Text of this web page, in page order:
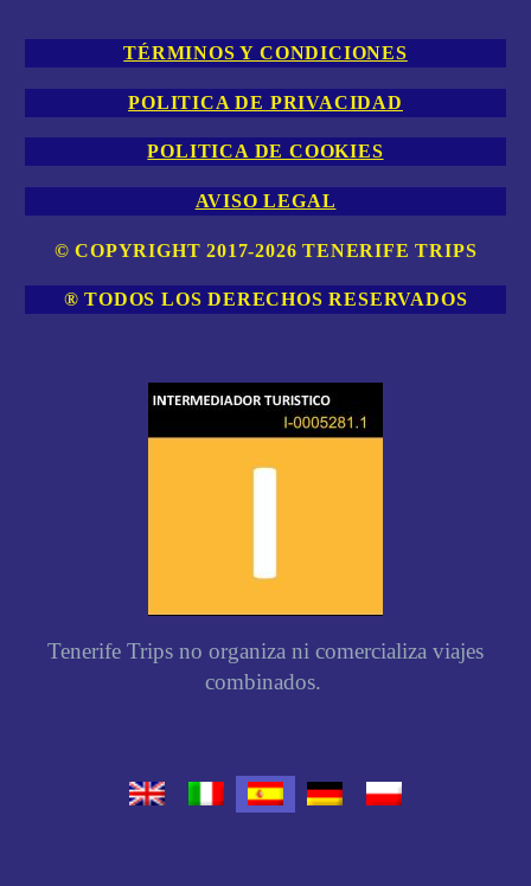
TÉRMINOS Y CONDICIONES
POLITICA DE PRIVACIDAD
POLITICA DE COOKIES
AVISO LEGAL
© COPYRIGHT 2017-2026 TENERIFE TRIPS
® TODOS LOS DERECHOS RESERVADOS
Tenerife Trips no organiza ni comercializa viajes
combinados.